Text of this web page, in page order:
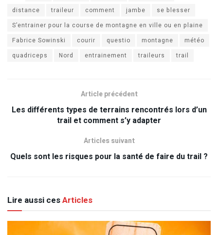
distance
traileur comment jambe
se blesser
S’entrainer pour la course de montagne en ville ou en plaine
Fabrice Sowinski
courir questio montagne
météo
quadriceps
Nord entrainement traileurs trail
Article précédent
Les différents types de terrains rencontrés lors d’un
trail et comment s’y adapter
Articles suivant
Quels sont les risques pour la santé de faire du trail ?
Lire aussi cesArticles